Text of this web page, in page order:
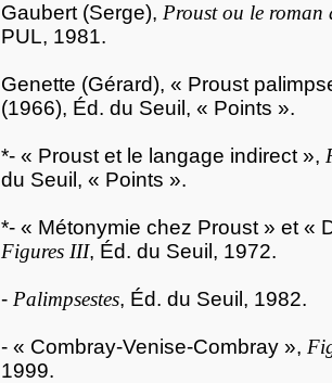
Gaubert (Serge), Proust ou le roman
PUL, 1981.
Genette (Gérard), « Proust
(1966), Éd. du Seuil, « Points ».
*- « Proust et le langage indirect »,
du Seuil, « Points ».
*- « Métonymie chez Proust » et «
Figures III, Éd. du Seuil, 1972.
- Palimpsestes, Éd. du Seuil, 1982.
- « Combray-Venise-Combray »,
1999.